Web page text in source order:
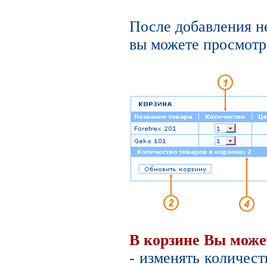
После добавления
вы можете
В корзине Вы
- изменять